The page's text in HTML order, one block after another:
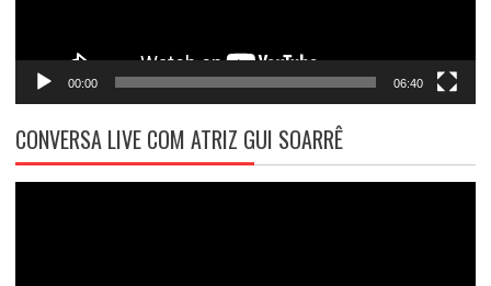
00:00 06:40
CONVERSA LIVE COM ATRIZ GUI SOARRÊ